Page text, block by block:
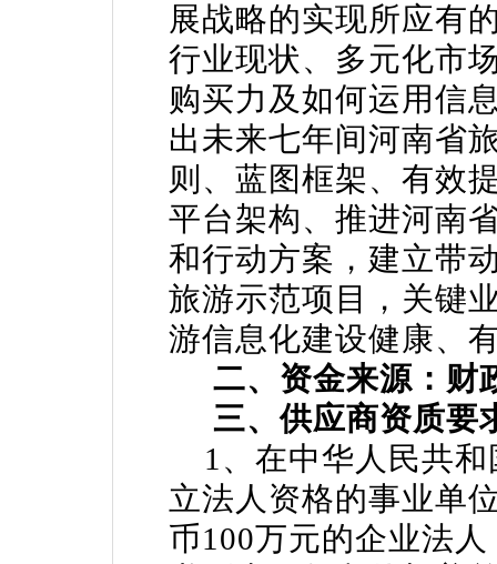
展战略的实现所应有
行业现状、多元化市
购买力及如何运用信
出未来七年间河南省
则、蓝图框架、有效
平台架构、推进河南
和行动方案，建立带
旅游示范项目，关键
游信息化建设健康、
二、资金来源：财
三、供应商资质要
1、在中华人民共和
立法人资格的事业单
币100万元的企业法